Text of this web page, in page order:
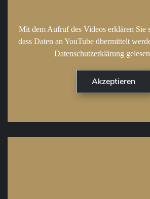
Mit dem Aufruf des Videos erklären Sie
dass Daten an YouTube übermittelt
Datenschutzerklärung